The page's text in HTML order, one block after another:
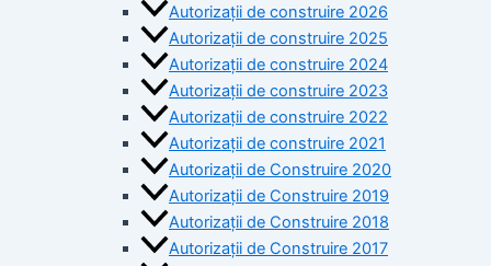
Autorizații de construire 2026
Autorizații de construire 2025
Autorizații de construire 2024
Autorizații de construire 2023
Autorizații de construire 2022
Autorizații de construire 2021
Autorizații de Construire 2020
Autorizații de Construire 2019
Autorizaţii de Construire 2018
Autorizaţii de Construire 2017